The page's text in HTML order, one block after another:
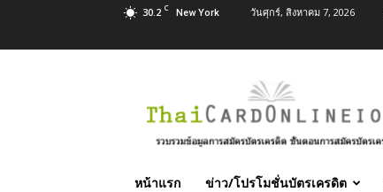
30.2 C New York วันศุกร์, สิงหาคม 7, 2026
เครดิต
บัตร
เงินสด
หน้าแรก ข่าว/โปรโมชั่นบัตรเครดิต